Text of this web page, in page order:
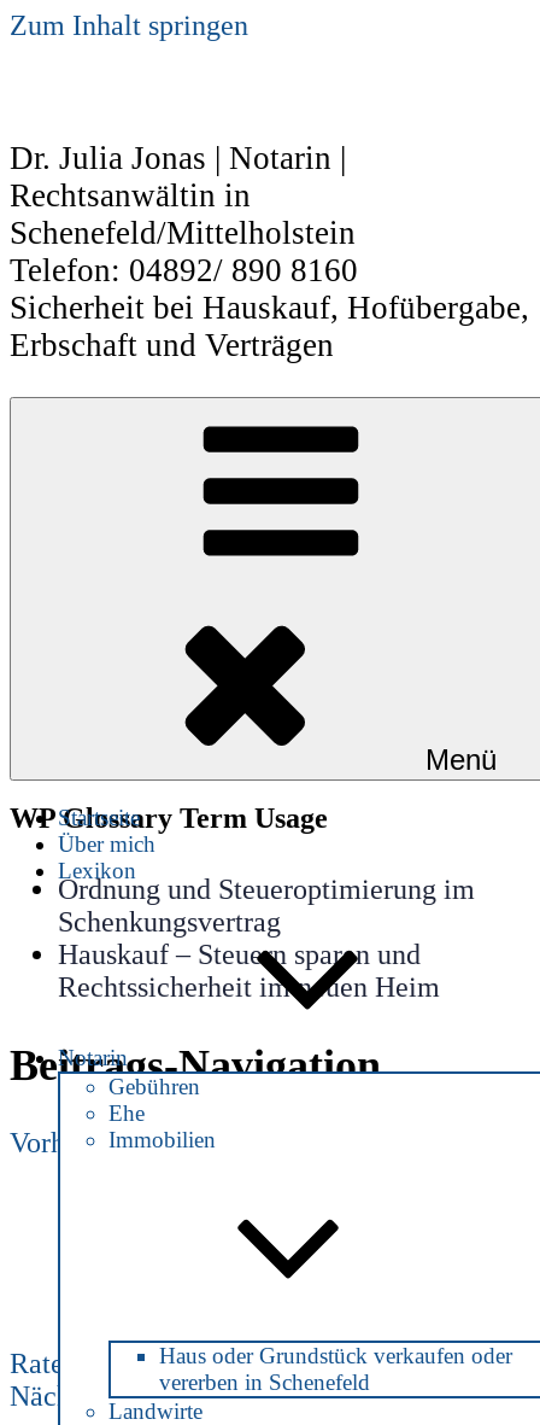
Zum Inhalt springen
Dr. Julia Jonas | Notarin |
Rechtsanwältin in
Schenefeld/Mittelholstein
Telefon: 04892/ 890 8160
Sicherheit bei Hauskauf, Hofübergabe,
Erbschaft und Verträgen
Menü
Startseite
Über mich
Lexikon
Notarin
Gebühren
Ehe
Immobilien
Haus oder Grundstück verkaufen oder
vererben in Schenefeld
Landwirte
Einkommenssteuer
Einkommenssteuer und
Nießbrauch – eine gute
Wenn Eltern ihrem Kind eine Immobilie
übertragen, dann können sie weiter die
geltend machen, wenn sie sich ein
entsprechendes
Nießbrauch srecht haben
einräumen lassen.
WP Glossary Term Usage
Ordnung und Steueroptimierung im
Schenkungsvertrag
Hauskauf – Steuern sparen und
Rechtssicherheit im neuen Heim
Beitrags-Navigation
Vorheriger Beitrag
Ratenzahlungs-Kauf
Nächster BeitragWeiter Scheidungsfolgen-